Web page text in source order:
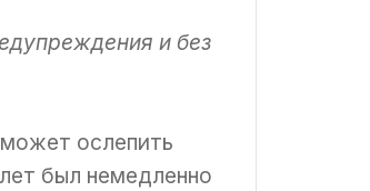
и без
ослепить
был немедленно